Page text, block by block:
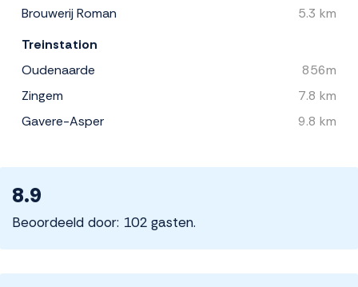
Brouwerij Roman
5.3 km
Treinstation
Oudenaarde
856m
Zingem
7.8 km
Gavere-Asper
9.8 km
8.9
Beoordeeld door: 102 gasten.